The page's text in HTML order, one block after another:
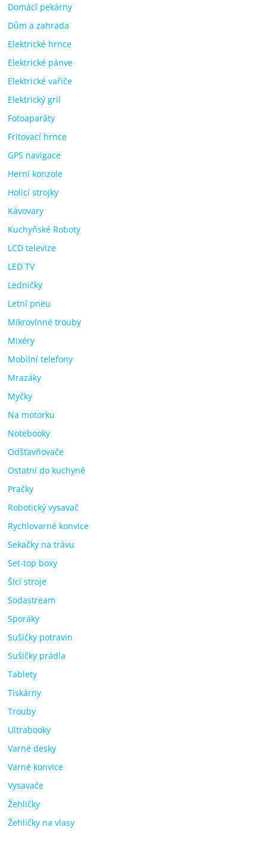
Domácí pekárny
Dům a zahrada
Elektrické hrnce
Elektrické pánve
Elektrické vařiče
Elektrický gril
Fotoaparáty
Fritovací hrnce
GPS navigace
Herní konzole
Holicí strojky
Kávovary
Kuchyňské Roboty
LCD televize
LED TV
Ledničky
Letní pneu
Mikrovlnné trouby
Mixéry
Mobilní telefony
Mrazáky
Myčky
Na motorku
Notebooky
Odšťavňovače
Ostatní do kuchyně
Pračky
Robotický vysavač
Rychlovarné konvice
Sekačky na trávu
Set-top boxy
Šicí stroje
Sodastream
Sporáky
Sušičky potravin
Sušičky prádla
Tablety
Tiskárny
Trouby
Ultrabooky
Varné desky
Varné konvice
Vysavače
Žehličky
Žehličky na vlasy